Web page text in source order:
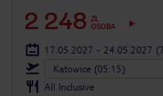
2 248 ZŁ
OSOBA
17.05.2027 - 24.05.2027
Katowice (05:15)
All Inclusive